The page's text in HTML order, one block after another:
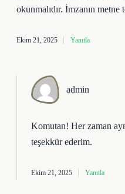
okunmalıdır. İmzanın metne
Ekim 21, 2025 Yanıtla
admin
Komutan! Her zaman
teşekkür ederim.
Ekim 21, 2025 Yanıtla